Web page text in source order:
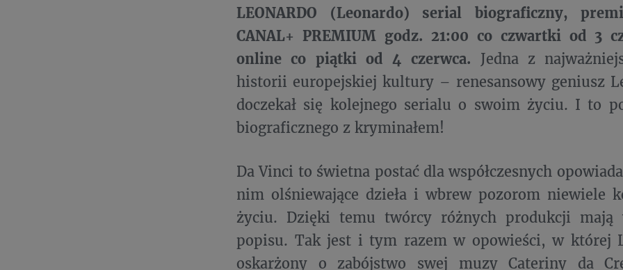
LEONARDO (Leonardo) serial biograficzny,
CANAL+ PREMIUM godz. 21:00 co czwartki od 3
online co piątki od 4 czerwca. Jedna z
historii europejskiej kultury – renesansowy geniusz
doczekał się kolejnego serialu o swoim życiu. I to
biograficznego z kryminałem!
Da Vinci to świetna postać dla współczesnych
nim olśniewające dzieła i wbrew pozorom niewiele
życiu. Dzięki temu twórcy różnych produkcji
popisu. Tak jest i tym razem w opowieści, w której
oskarżony o zabójstwo swej muzy Cateriny da